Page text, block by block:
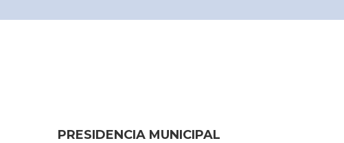
PRESIDENCIA MUNICIPAL